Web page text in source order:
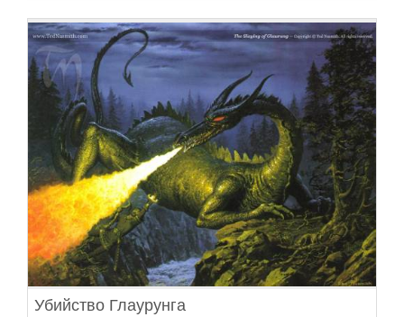
Убийство Глаурунга